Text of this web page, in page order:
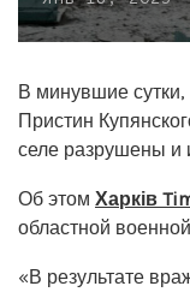
В минувшие сутки,
Пристин
селе разрушены и
Об этом Харків
областной
«В результате